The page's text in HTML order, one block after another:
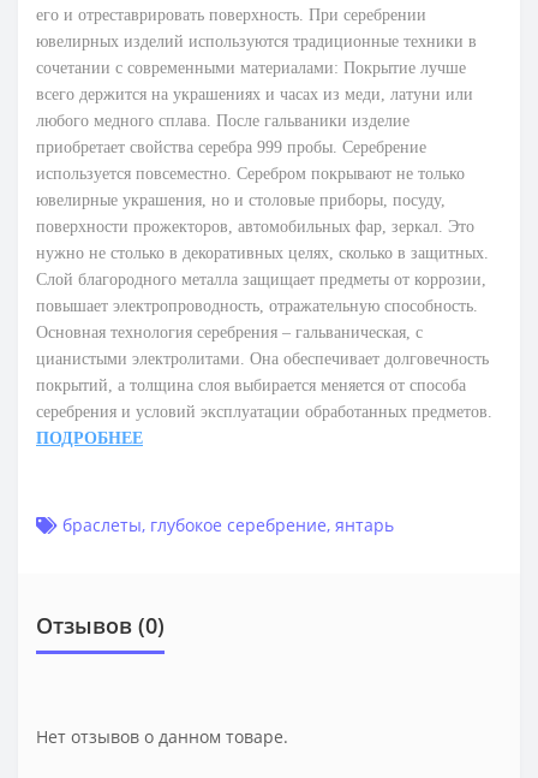
его и отреставрировать поверхность. При серебрении
ювелирных изделий используются традиционные техники в
сочетании с современными материалами: Покрытие лучше
всего держится на украшениях и часах из меди, латуни или
любого медного сплава. После гальваники изделие
приобретает свойства серебра 999 пробы. Серебрение
используется повсеместно. Серебром покрывают не только
ювелирные украшения, но и столовые приборы, посуду,
поверхности прожекторов, автомобильных фар, зеркал. Это
нужно не столько в декоративных целях, сколько в защитных.
Слой благородного металла защищает предметы от коррозии,
повышает электропроводность, отражательную способность.
Основная технология серебрения – гальваническая, с
цианистыми электролитами. Она обеспечивает долговечность
покрытий, а толщина слоя выбирается меняется от способа
серебрения и условий эксплуатации обработанных предметов.
ПОДРОБНЕЕ
браслеты, глубокое серебрение, янтарь
Отзывов (0)
Нет отзывов о данном товаре.